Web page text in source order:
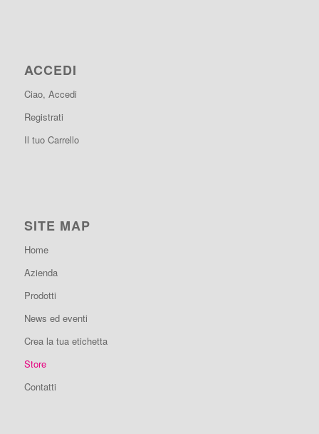
ACCEDI
Ciao, Accedi
Registrati
Il tuo Carrello
SITE MAP
Home
Azienda
Prodotti
News ed eventi
Crea la tua etichetta
Store
Contatti